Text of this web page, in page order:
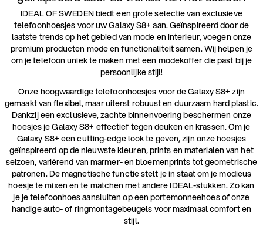
IDEAL OF SWEDEN biedt een grote selectie van exclusieve
telefoonhoesjes voor uw Galaxy S8+ aan. Geïnspireerd door de
laatste trends op het gebied van mode en interieur, voegen onze
premium producten mode en functionaliteit samen. Wij helpen je
om je telefoon uniek te maken met een modekoffer die past bij je
persoonlijke stijl!
Onze hoogwaardige telefoonhoesjes voor de Galaxy S8+ zijn
gemaakt van flexibel, maar uiterst robuust en duurzaam hard plastic.
Dankzij een exclusieve, zachte binnenvoering beschermen onze
hoesjes je Galaxy S8+ effectief tegen deuken en krassen. Om je
Galaxy S8+ een cutting-edge look te geven, zijn onze hoesjes
geïnspireerd op de nieuwste kleuren, prints en materialen van het
seizoen, variërend van marmer- en bloemenprints tot geometrische
patronen. De magnetische functie stelt je in staat om je modieus
hoesje te mixen en te matchen met andere IDEAL-stukken. Zo kan
je je telefoonhoes aansluiten op een portemonneehoes of onze
handige auto- of ringmontagebeugels voor maximaal comfort en
stijl.